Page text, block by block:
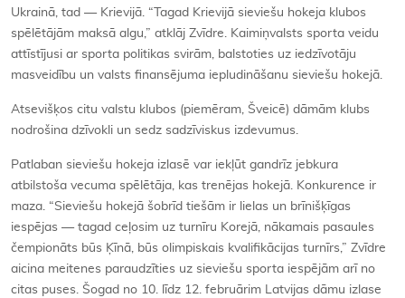
Ukrainā, tad — Krievijā. “Tagad Krievijā sieviešu hokeja klubos
spēlētājām maksā algu,” atklāj Zvīdre. Kaimiņvalsts sporta veidu
attīstījusi ar sporta politikas svirām, balstoties uz iedzīvotāju
masveidību un valsts finansējuma iepludināšanu sieviešu hokejā.
Atsevišķos citu valstu klubos (piemēram, Šveicē) dāmām klubs
nodrošina dzīvokli un sedz sadzīviskus izdevumus.
Patlaban sieviešu hokeja izlasē var iekļūt gandrīz jebkura
atbilstoša vecuma spēlētāja, kas trenējas hokejā. Konkurence ir
maza. “Sieviešu hokejā šobrīd tiešām ir lielas un brīnišķīgas
iespējas — tagad ceļosim uz turnīru Korejā, nākamais pasaules
čempionāts būs Ķīnā, būs olimpiskais kvalifikācijas turnīrs,” Zvīdre
aicina meitenes paraudzīties uz sieviešu sporta iespējām arī no
citas puses. Šogad no 10. līdz 12. februārim Latvijas dāmu izlase